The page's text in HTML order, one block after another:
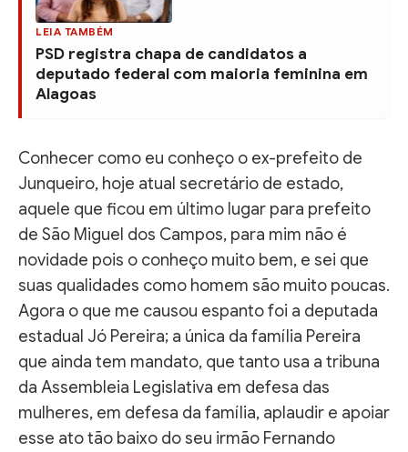
LEIA TAMBÉM
PSD registra chapa de candidatos a
deputado federal com maioria feminina em
Alagoas
Conhecer como eu conheço o ex-prefeito de
Junqueiro, hoje atual secretário de estado,
aquele que ficou em último lugar para prefeito
de São Miguel dos Campos, para mim não é
novidade pois o conheço muito bem, e sei que
suas qualidades como homem são muito poucas.
Agora o que me causou espanto foi a deputada
estadual Jó Pereira; a única da família Pereira
que ainda tem mandato, que tanto usa a tribuna
da Assembleia Legislativa em defesa das
mulheres, em defesa da família, aplaudir e apoiar
esse ato tão baixo do seu irmão Fernando